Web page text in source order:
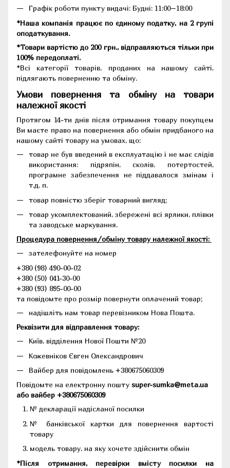
Графік роботи пункту видачі: Будні: 11:00–18:00
*Наша компанія працює по єдиному податку, на 2 групі
оподаткування.
*Товари вартістю до 200 грн., відправляються тільки при
100% передоплаті.
*Всі категорії товарів, проданих на нашому сайті,
підлягають поверненню та обміну.
Умови повернення та обміну на товари
належної якості
Протягом 14-ти днів після отримання товару покупцем
Ви маєте право на повернення або обмін придбаного на
нашому сайті товару на умовах, що:
товар не був введений в експлуатацію і не має слідів
використання: підряпін, сколів, потертостей,
програмне забезпечення не піддавалося змінам і
т.д. п.
товар повністю зберіг товарний вигляд;
товар укомплектований, збережені всі ярлики, плівки
та заводське маркування.
Процедура повернення/обміну товару належної якості:
зателефонуйте на номер
+380 (98) 490-00-02
+380 (50) 041-30-00
+380 (93) 895-00-00
та повідомте про розмір повернути оплачений товар;
надішліть нам товар перевізником Нова Пошта.
Реквізити для відправлення товару:
Київ, відділення Нової Пошти №20
Кожевніков Євген Олександрович
Вайбер для повідомлень +380675060309
Повідомте на електронну пошту super-sumka@meta.ua
або вайбер +380675060309
№ декларації надісланої посилки
№ банківської картки для повернення вартості
товару
модель товару, на яку хочете здійснити обмін
*Після отримання, перевірки вмісту посилки на